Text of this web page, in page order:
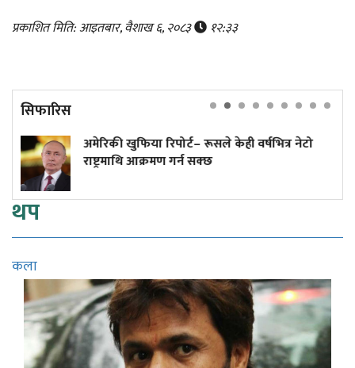
प्रकाशित मिति: आइतबार, वैशाख ६, २०८३ १२:३३
सिफारिस
रिपोर्ट– रूसले केही वर्षभित्र नेटो
आक्रमण गर्न सक्छ
अनलाइन
थप
कला